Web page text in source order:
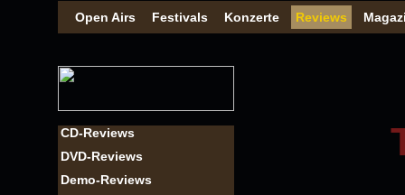
Open Airs Festivals Konzerte Reviews
CD-Reviews
DVD-Reviews
Demo-Reviews